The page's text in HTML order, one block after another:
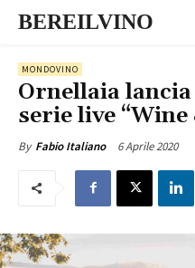
BEREILVINO
MONDOVINO
Ornellaia
serie live “Wine
By Fabio Italiano 6 Aprile 2020